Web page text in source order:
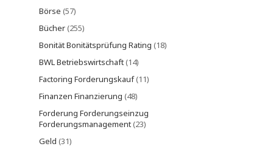
Börse (57)
Bücher(255)
Bonität Bonitätsprüfung Rating (18)
BWL Betriebswirtschaft(14)
Factoring Forderungskauf(11)
Finanzen Finanzierung (48)
Forderung Forderungseinzug
Forderungsmanagement(23)
Geld (31)